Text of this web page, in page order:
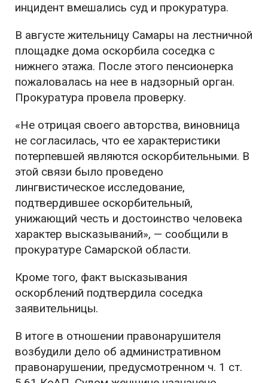
инцидент вмешались суд и прокуратура.
В августе жительницу Самары на лестничной
площадке дома оскорбила соседка с
нижнего этажа. После этого пенсионерка
пожаловалась на нее в надзорный орган.
Прокуратура провела проверку.
«Не отрицая своего авторства, виновница
не согласилась, что ее характеристики
потерпевшей являются оскорбительными. В
этой связи было проведено
лингвистическое исследование,
подтвердившее оскорбительный,
унижающий честь и достоинство человека
характер высказываний», — сообщили в
прокуратуре Самарской области.
Кроме того, факт высказывания
оскорблений подтвердила соседка
заявительницы.
В итоге в отношении правонарушителя
возбудили дело об административном
правонарушении, предусмотренном ч. 1 ст.